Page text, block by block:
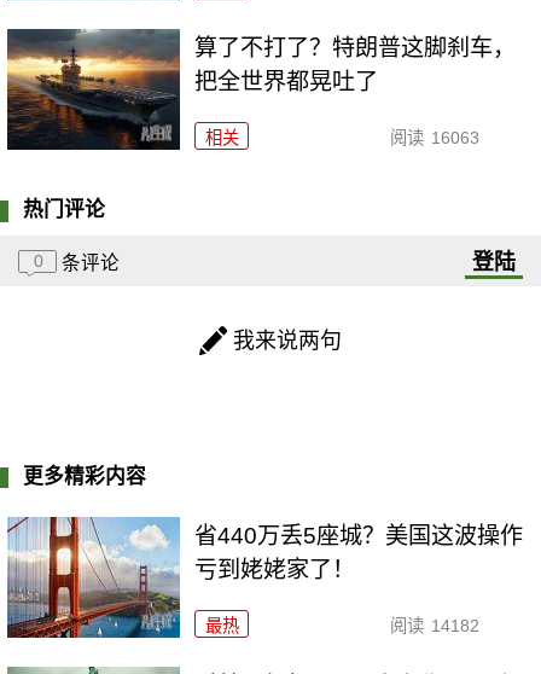
算了不打了？特朗普这脚刹车，
把全世界都晃吐了
相关 阅读 16063
热门评论
0 条评论 登陆
我来说两句
更多精彩内容
省440万丢5座城？美国这波操作
亏到姥姥家了！
最热 阅读 14182